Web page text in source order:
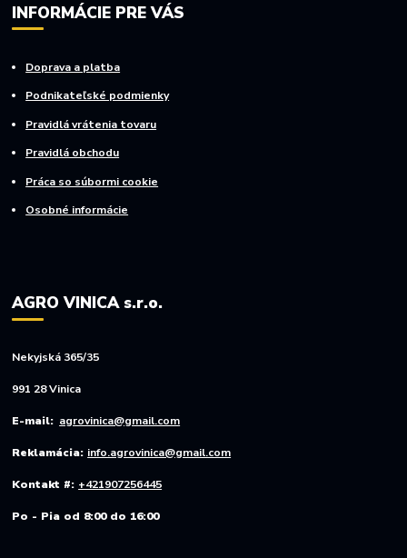
INFORMÁCIE PRE VÁS
Doprava a platba
Podnikateľské podmienky
Pravidlá vrátenia tovaru
Pravidlá obchodu
Práca so súbormi cookie
Osobné informácie
AGRO VINICA s.r.o.
Nekyjská 365/35
991 28 Vinica
E-mail: agrovinica@gmail.com
Reklamácia: info.agrovinica@gmail.com
Kontakt #: +421907256445
Po - Pia od 8:00 do 16:00